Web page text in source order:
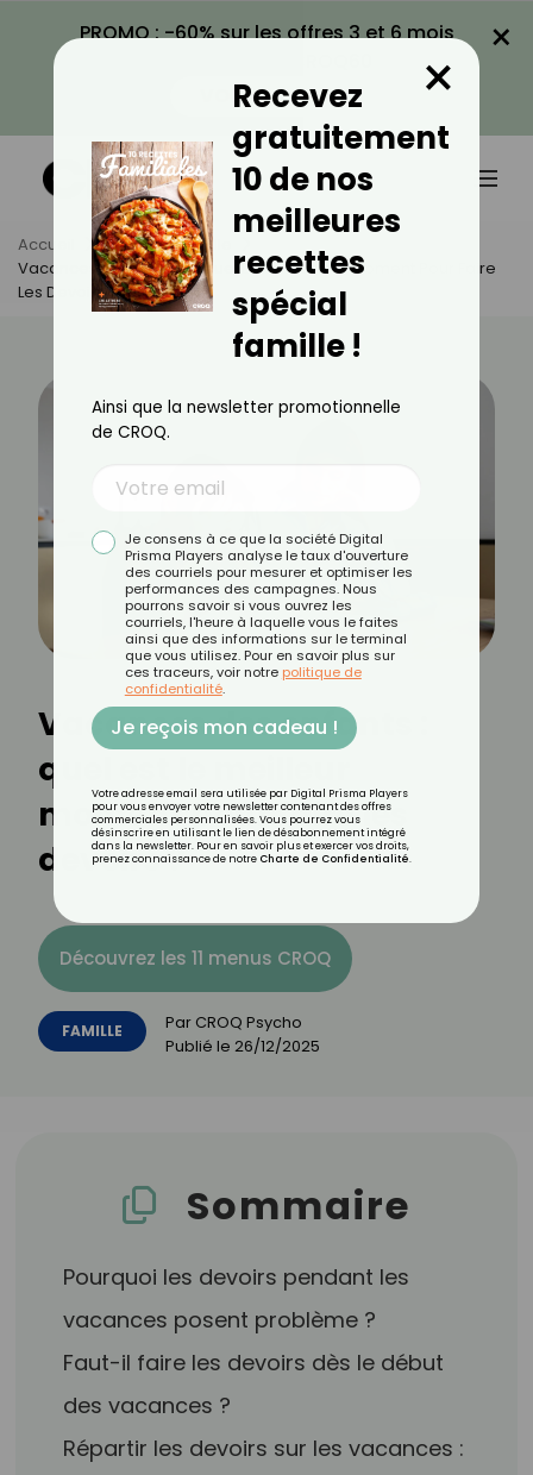
PROMO : -60% sur les offres 3 et 6 mois
VOIR LA PROMO
×
Accueil Actus
Famille
Vacances Des Enfants : Quel Est Le Meilleur Moment Pour Faire
Les Devoirs ?
Vacances des enfants :
quel est le meilleur
moment pour faire les
devoirs ?
Découvrez les 11 menus CROQ
FAMILLE Par CROQ Psycho
Publié le 26/12/2025
Sommaire
Pourquoi les devoirs pendant les
vacances posent problème ?
Faut-il faire les devoirs dès le début
des vacances ?
Répartir les devoirs sur les vacances :
Recevez
gratuitement
10 de nos
meilleures
recettes
spécial
famille !
×
Ainsi que la newsletter promotionnelle
de CROQ.
Je consens à ce que la société Digital
Prisma Players analyse le taux d'ouverture
des courriels pour mesurer et optimiser les
performances des campagnes. Nous
pourrons savoir si vous ouvrez les
courriels, l'heure à laquelle vous le faites
ainsi que des informations sur le terminal
que vous utilisez. Pour en savoir plus sur
ces traceurs, voir notre politique de
confidentialité.
Je reçois mon cadeau !
Votre adresse email sera utilisée par Digital Prisma Players
pour vous envoyer votre newsletter contenant des offres
commerciales personnalisées. Vous pourrez vous
désinscrire en utilisant le lien de désabonnement intégré
dans la newsletter. Pour en savoir plus et exercer vos droits,
prenez connaissance de notre Charte de Confidentialité.